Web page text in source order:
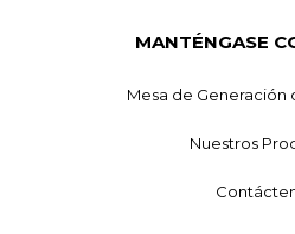
MANTÉNGASE
Mesa de Generación
Nuestros